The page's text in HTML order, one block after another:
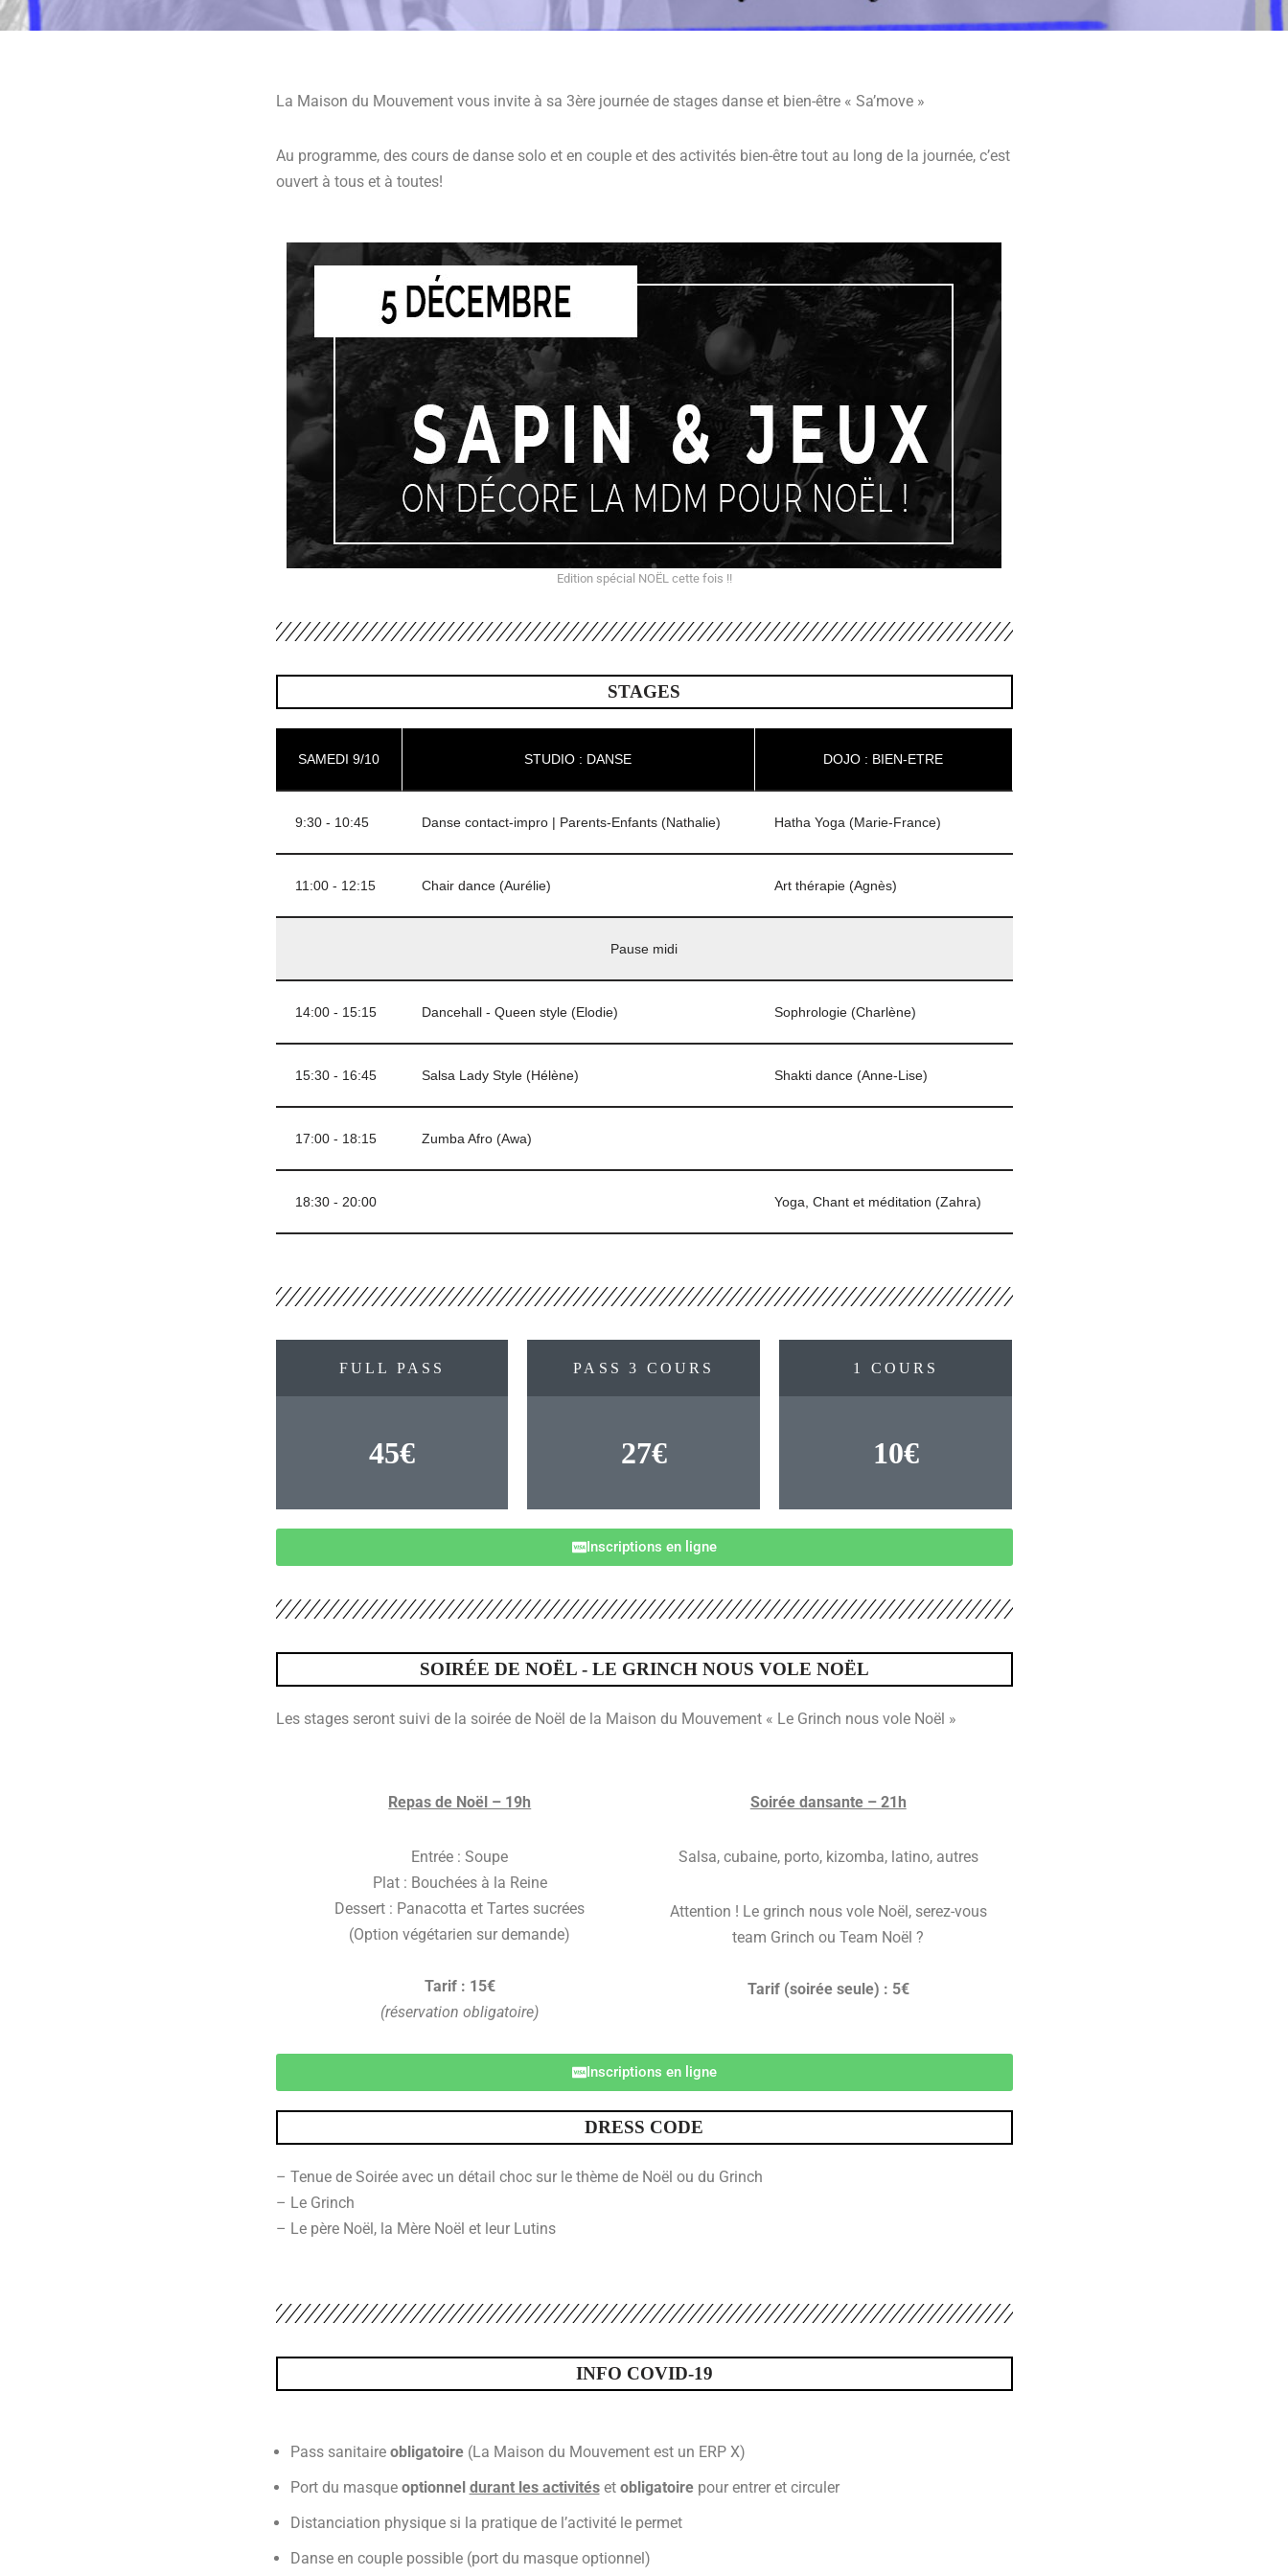
La Maison du Mouvement vous invite à sa 3ère journée de stages danse et bien-être « Sa’move »
Au programme, des cours de danse solo et en couple et des activités bien-être tout au long de la journée, c’est
ouvert à tous et à toutes!
Edition spécial NOËL cette fois !!
STAGES
SAMEDI 9/10 STUDIO : DANSE DOJO : BIEN-ETRE
9:30 - 10:45 Danse contact-impro | Parents-Enfants (Nathalie) Hatha Yoga (Marie-France)
11:00 - 12:15 Chair dance (Aurélie) Art thérapie (Agnès)
Pause midi
14:00 - 15:15 Dancehall - Queen style (Elodie) Sophrologie (Charlène)
15:30 - 16:45 Salsa Lady Style (Hélène) Shakti dance (Anne-Lise)
17:00 - 18:15 Zumba Afro (Awa)
18:30 - 20:00 Yoga, Chant et méditation (Zahra)
FULL PASS
45€
PASS 3 COURS
27€
1 COURS
10€
Inscriptions en ligne
SOIRÉE DE NOËL - LE GRINCH NOUS VOLE NOËL
Les stages seront suivi de la soirée de Noël de la Maison du Mouvement « Le Grinch nous vole Noël »
Repas de Noël – 19h
Entrée : Soupe
Plat : Bouchées à la Reine
Dessert : Panacotta et Tartes sucrées
(Option végétarien sur demande)
Tarif : 15€
(réservation obligatoire)
Soirée dansante – 21h
Salsa, cubaine, porto, kizomba, latino, autres
Attention ! Le grinch nous vole Noël, serez-vous
team Grinch ou Team Noël ?
Tarif (soirée seule) : 5€
Inscriptions en ligne
DRESS CODE
– Tenue de Soirée avec un détail choc sur le thème de Noël ou du Grinch
– Le Grinch
– Le père Noël, la Mère Noël et leur Lutins
INFO COVID-19
Pass sanitaire obligatoire(La Maison du Mouvement est un ERP X)
Port du masque optionnel durant les activitéset obligatoire pour entrer et circuler
Distanciation physique si la pratique de l’activité le permet
Danse en couple possible (port du masque optionnel)